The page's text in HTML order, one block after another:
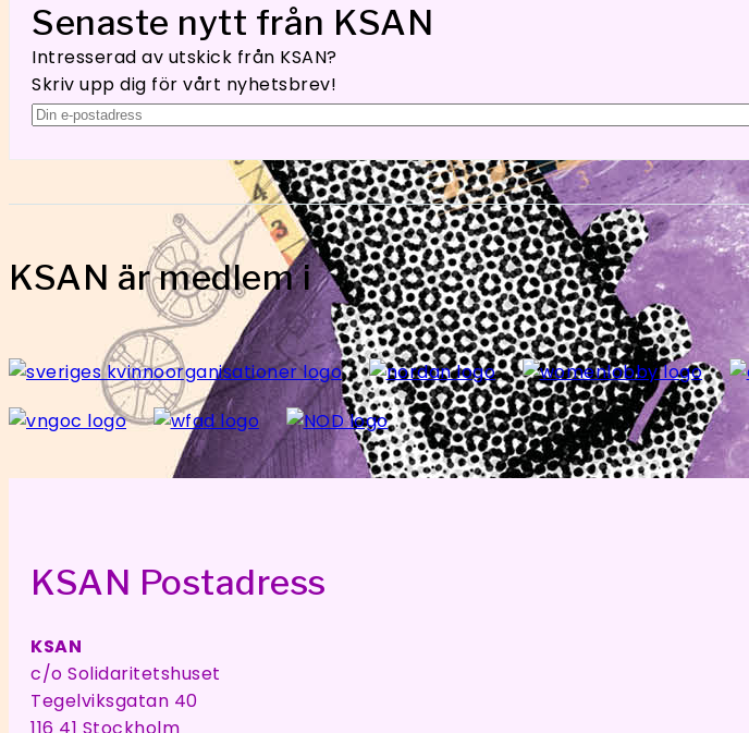
Senaste nytt från KSAN
Intresserad av utskick från KSAN?
Skriv upp dig för vårt nyhetsbrev!
KSAN är medlem i
KSAN Postadress
KSAN
c/o Solidaritetshuset
Tegelviksgatan 40
116 41 Stockholm